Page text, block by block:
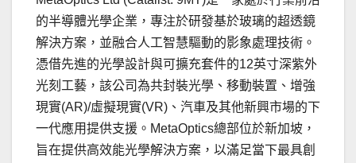
的半導體光學企業，專注於研發基於玻璃的超透鏡
解決方案，並融合人工智慧驅動的影象處理技術。
憑借先進的光學設計與可擴充套件的12英寸深紫外
光刻工藝，該公司為共封裝光學、移動裝置、增強
現實(AR)/虛擬現實(VR)、汽車及其他新興市場的下
一代應用提供支援。MetaOptics總部位於新加坡，
旨在提供高效能光學解決方案，以滿足當下最具創